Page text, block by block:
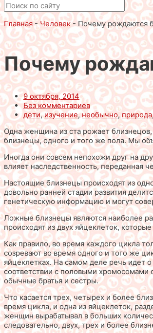
Главная -Человек- Почему рождаются
Почему
9 октября, 2014
Без комментариев
дети,изучение,необычно, природа
Одна женщина из ста рожает
близнецы, одного и того же пола. Мы
Иногда они совсем непохожи друг на
влияет наследственность, переданная
Настоящие близнецы происходят из
довольно ранней стадии развития
генетическую информацию и могут
Ложные близнецы являются наиболее
происходят из двух яйцеклеток,
Как правило, во время каждого цикла
созревают во время одного и того же
яйцеклетках. На самом деле речь идет
соответствии с половыми
обычные братья и сестры.
Что касается трех, четырех и более
время цикла, и одна из яйцеклеток,
женщин вырабатывал в больших
следовательно, двух, трех и более